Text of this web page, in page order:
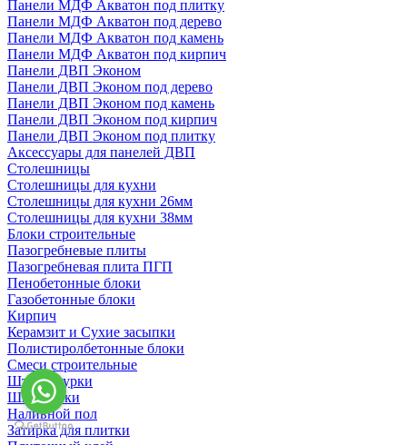
Панели МДФ Акватон под плитку
Панели МДФ Акватон под дерево
Панели МДФ Акватон под камень
Панели МДФ Акватон под кирпич
Панели ДВП Эконом
Панели ДВП Эконом под дерево
Панели ДВП Эконом под камень
Панели ДВП Эконом под кирпич
Панели ДВП Эконом под плитку
Аксессуары для панелей ДВП
Столешницы
Столешницы для кухни
Столешницы для кухни 26мм
Столешницы для кухни 38мм
Блоки строительные
Пазогребневые плиты
Пазогребневая плита ПГП
Пенобетонные блоки
Газобетонные блоки
Кирпич
Керамзит и Сухие засыпки
Полистиролбетонные блоки
Смеси строительные
Штукартурки
Шпаклевки
Наливной пол
Затирка для плитки